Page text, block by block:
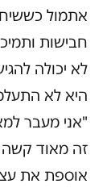
אתמול
חבישות
לא יכולה
היא לא
"אני מעבר
זה מאוד קשה
אוספת את